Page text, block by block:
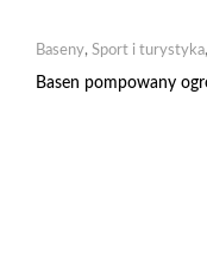
Baseny, Sport i turystyka,
Basen pompowany